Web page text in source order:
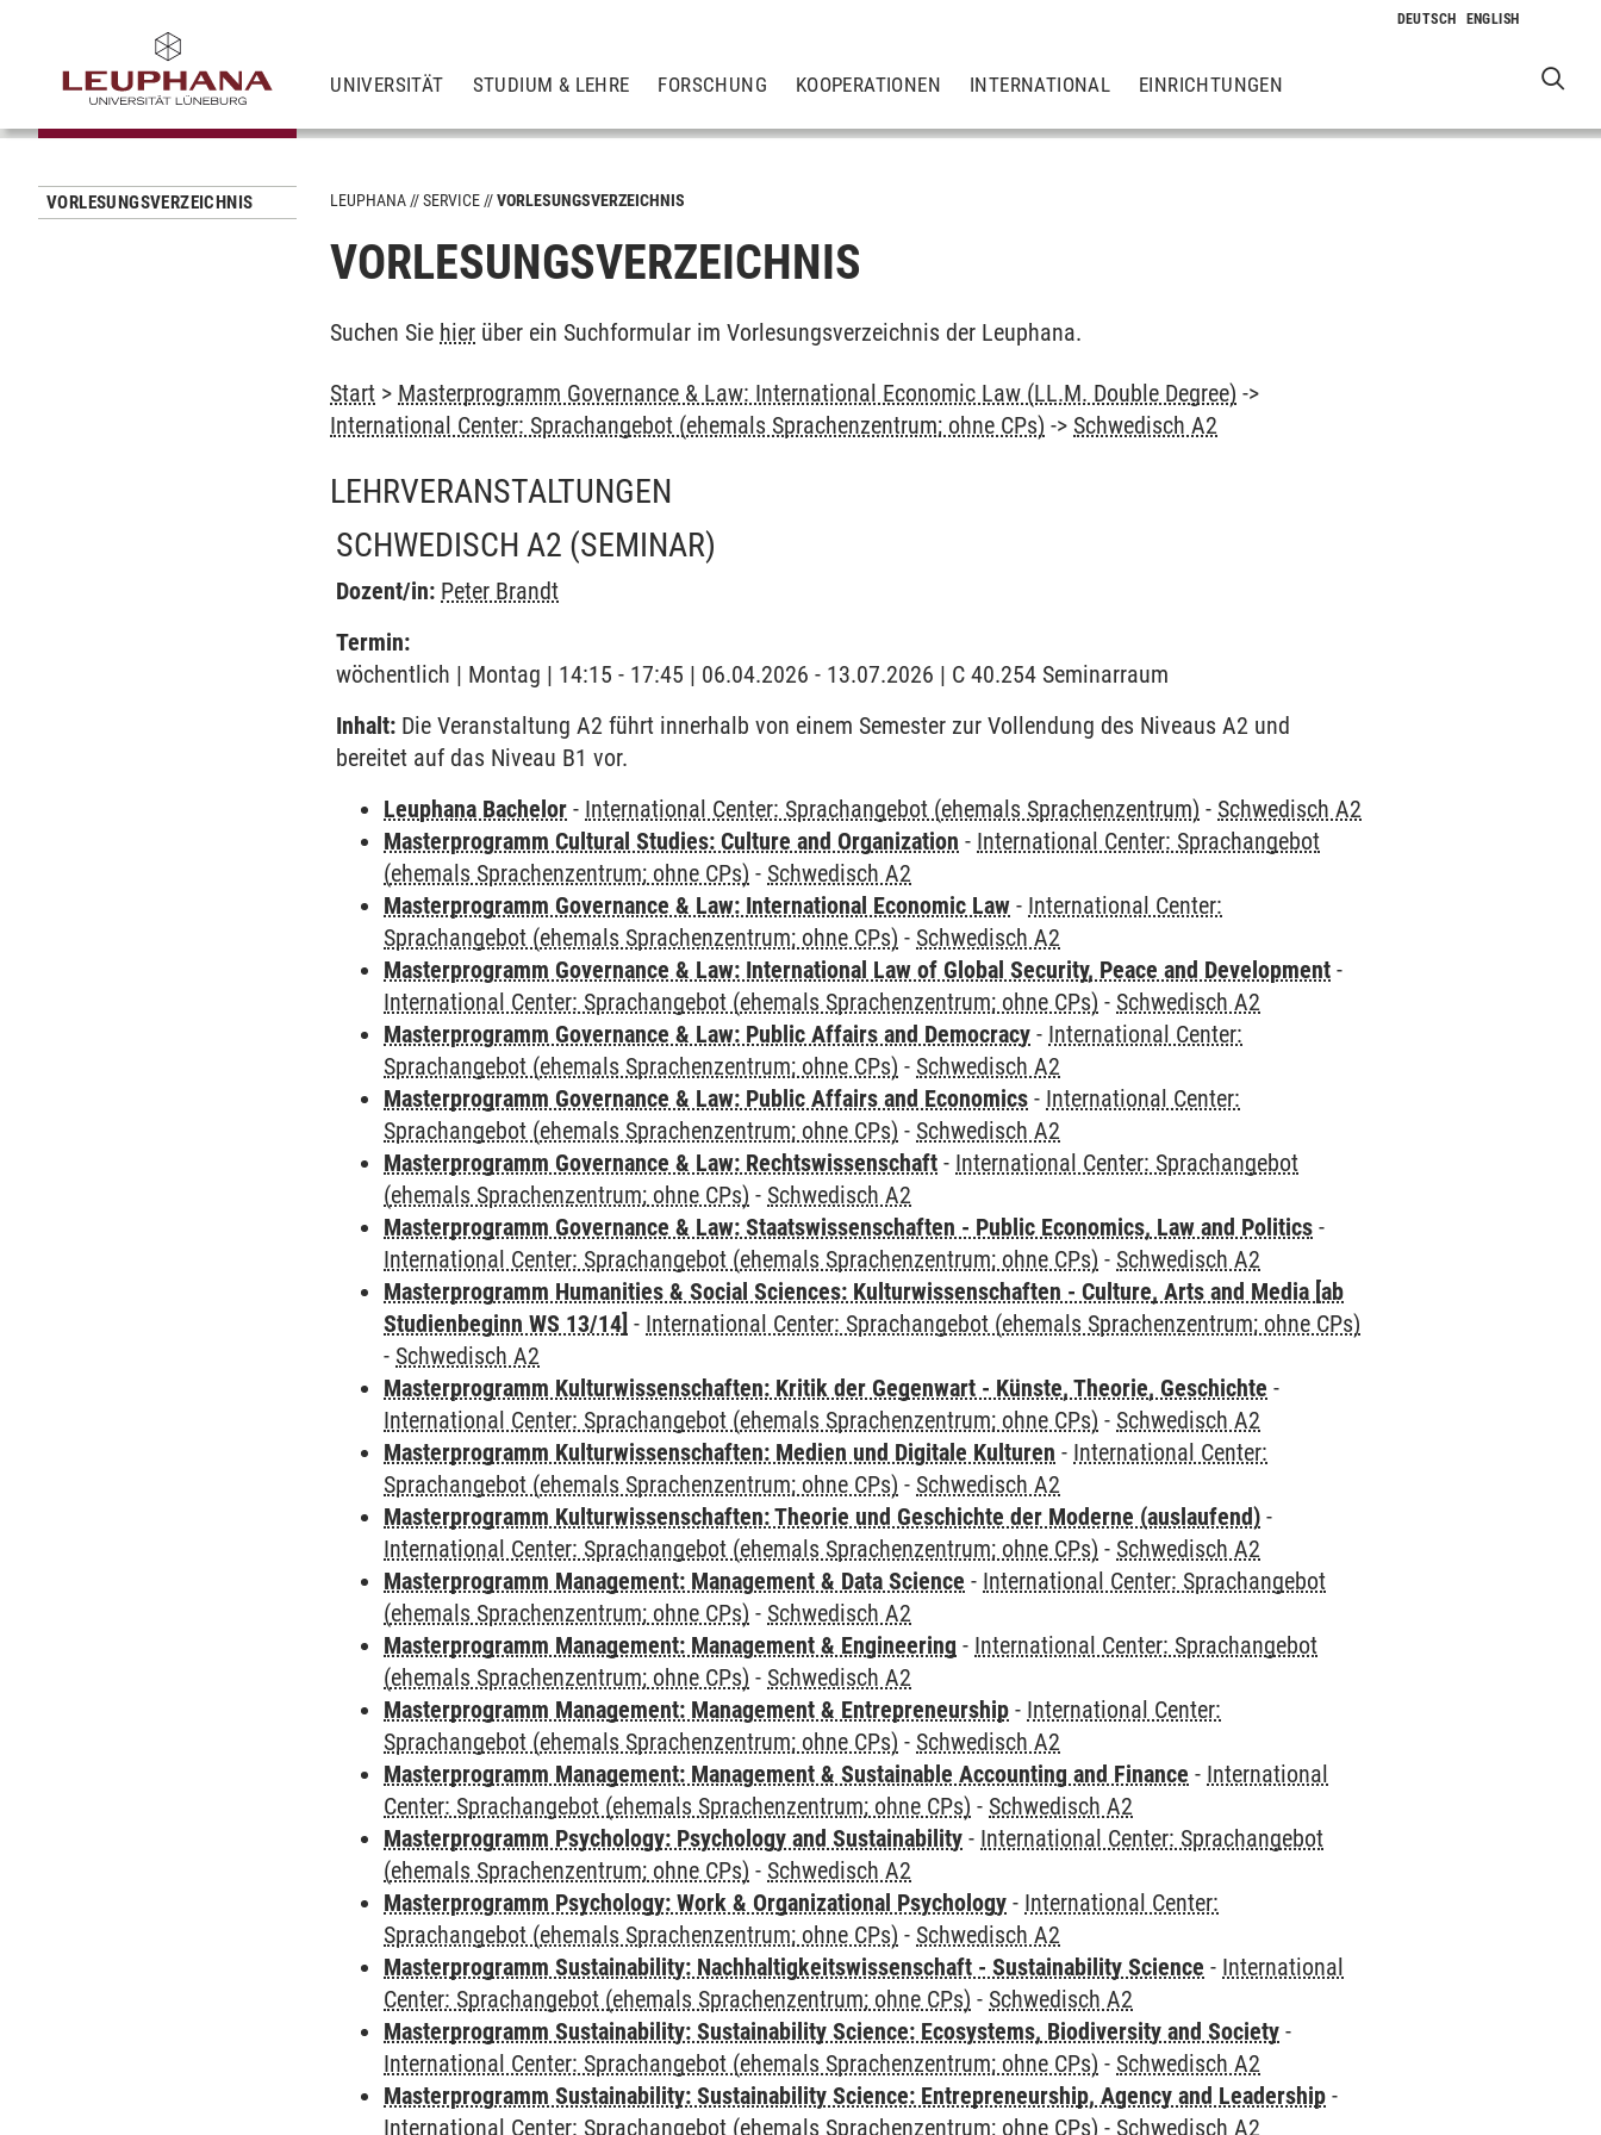
UNIVERSITÄT STUDIUM & LEHRE FORSCHUNG KOOPERATIONEN INTERNATIONAL EINRICHTUNGEN
VORLESUNGSVERZEICHNIS LEUPHANA SERVICE VORLESUNGSVERZEICHNIS
VORLESUNGSVERZEICHNIS
Suchen Sie hier über ein Suchformular im Vorlesungsverzeichnis der Leuphana.
Start > Masterprogramm Governance & Law: International Economic Law (LL.M. Double Degree) ->
International Center: Sprachangebot (ehemals Sprachenzentrum; ohne CPs) -> Schwedisch A2
LEHRVERANSTALTUNGEN
SCHWEDISCH A2 (SEMINAR)
Dozent/in: Peter Brandt
Termin:
wöchentlich | Montag | 14:15 - 17:45 | 06.04.2026 - 13.07.2026 | C 40.254 Seminarraum
Inhalt: Die Veranstaltung A2 führt innerhalb von einem Semester zur Vollendung des Niveaus A2 und
bereitet auf das Niveau B1 vor.
Leuphana Bachelor - International Center: Sprachangebot (ehemals Sprachenzentrum) - Schwedisch A2
Masterprogramm Cultural Studies: Culture and Organization - International Center: Sprachangebot
(ehemals Sprachenzentrum; ohne CPs) - Schwedisch A2
Masterprogramm Governance & Law: International Economic Law - International Center:
Sprachangebot (ehemals Sprachenzentrum; ohne CPs) - Schwedisch A2
Masterprogramm Governance & Law: International Law of Global Security, Peace and Development -
International Center: Sprachangebot (ehemals Sprachenzentrum; ohne CPs) - Schwedisch A2
Masterprogramm Governance & Law: Public Affairs and Democracy - International Center:
Sprachangebot (ehemals Sprachenzentrum; ohne CPs) - Schwedisch A2
Masterprogramm Governance & Law: Public Affairs and Economics - International Center:
Sprachangebot (ehemals Sprachenzentrum; ohne CPs) - Schwedisch A2
Masterprogramm Governance & Law: Rechtswissenschaft - International Center: Sprachangebot
(ehemals Sprachenzentrum; ohne CPs) - Schwedisch A2
Masterprogramm Governance & Law: Staatswissenschaften - Public Economics, Law and Politics -
International Center: Sprachangebot (ehemals Sprachenzentrum; ohne CPs) - Schwedisch A2
Masterprogramm Humanities & Social Sciences: Kulturwissenschaften - Culture, Arts and Media [ab
Studienbeginn WS 13/14] - International Center: Sprachangebot (ehemals Sprachenzentrum; ohne CPs)
- Schwedisch A2
Masterprogramm Kulturwissenschaften: Kritik der Gegenwart - Künste, Theorie, Geschichte -
International Center: Sprachangebot (ehemals Sprachenzentrum; ohne CPs) - Schwedisch A2
Masterprogramm Kulturwissenschaften: Medien und Digitale Kulturen - International Center:
Sprachangebot (ehemals Sprachenzentrum; ohne CPs) - Schwedisch A2
Masterprogramm Kulturwissenschaften: Theorie und Geschichte der Moderne (auslaufend) -
International Center: Sprachangebot (ehemals Sprachenzentrum; ohne CPs) - Schwedisch A2
Masterprogramm Management: Management & Data Science - International Center: Sprachangebot
(ehemals Sprachenzentrum; ohne CPs) - Schwedisch A2
Masterprogramm Management: Management & Engineering - International Center: Sprachangebot
(ehemals Sprachenzentrum; ohne CPs) - Schwedisch A2
Masterprogramm Management: Management & Entrepreneurship - International Center:
Sprachangebot (ehemals Sprachenzentrum; ohne CPs) - Schwedisch A2
Masterprogramm Management: Management & Sustainable Accounting and Finance - International
Center: Sprachangebot (ehemals Sprachenzentrum; ohne CPs) - Schwedisch A2
Masterprogramm Psychology: Psychology and Sustainability - International Center: Sprachangebot
(ehemals Sprachenzentrum; ohne CPs) - Schwedisch A2
Masterprogramm Psychology: Work & Organizational Psychology - International Center:
Sprachangebot (ehemals Sprachenzentrum; ohne CPs) - Schwedisch A2
Masterprogramm Sustainability: Nachhaltigkeitswissenschaft - Sustainability Science - International
Center: Sprachangebot (ehemals Sprachenzentrum; ohne CPs) - Schwedisch A2
Masterprogramm Sustainability: Sustainability Science: Ecosystems, Biodiversity and Society -
International Center: Sprachangebot (ehemals Sprachenzentrum; ohne CPs) - Schwedisch A2
Masterprogramm Sustainability: Sustainability Science: Entrepreneurship, Agency and Leadership -
International Center: Sprachangebot (ehemals Sprachenzentrum; ohne CPs) - Schwedisch A2